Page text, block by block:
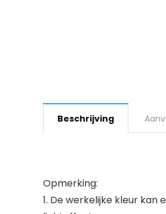
Beschrijving
Opmerking:
1. De werkelijke kleur